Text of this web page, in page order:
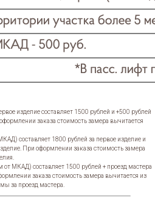
изделие составляет 1500 рублей и +500 рублей
заказа стоимость замера вычитается
составляет 1800 рублей за первое изделие и
При оформлении заказа стоимость замера
МКАД) составляет 1500 рублей + проезд мастера
заказа стоимость замера вычитается из
за проезд мастера.